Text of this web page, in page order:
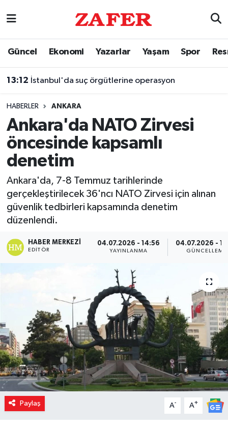
Güncel Ekonomi Yazarlar Yaşam Spor
13:12 İstanbul'da suç örgütlerine operasyon
HABERLER ANKARA
Ankara'da NATO Zirvesi
öncesinde kapsamlı
denetim
Ankara'da, 7-8 Temmuz tarihlerinde
gerçekleştirilecek 36'ncı NATO Zirvesi için alınan
güvenlik tedbirleri kapsamında denetim
düzenlendi.
HABER MERKEZI
EDITÖR
04.07.2026 - 14:56
YAYINLANMA
04.07.2026 -
GÜNCELLEME
Paylaş A- A+
Nöbetçi Eczaneler
Trafik Durumu
Süper Lig Puan Durumu ve Fikstür
Tüm Manşetler
Son Dakika Haberleri
Haber Arşivi